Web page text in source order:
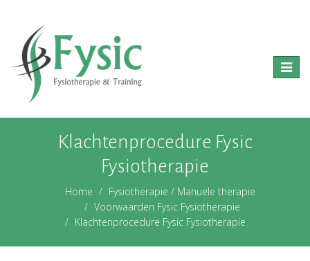
Toggle
Klachtenprocedure Fysic
Fysiotherapie
Home
Fysiotherapie / Manuele therapie
Voorwaarden Fysic Fysiotherapie
Klachtenprocedure Fysic Fysiotherapie